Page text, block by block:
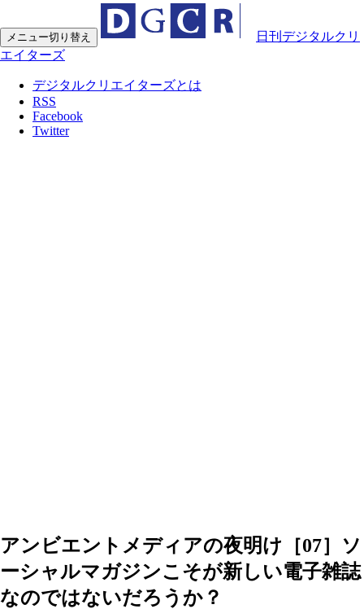
メニュー切り替え
日刊デジタルクリ
エイターズ
デジタルクリエイターズとは
RSS
Facebook
Twitter
アンビエントメディアの夜明け［07］ソ
ーシャルマガジンこそが新しい電子雑誌
なのではないだろうか？